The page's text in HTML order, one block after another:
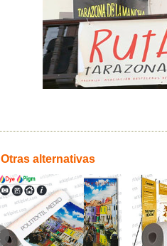
Otras alternativas